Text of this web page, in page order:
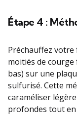
Étape 4 :
Préchauffez votre
moitiés de courge
bas) sur une
sulfurisé. Cette
caraméliser
profondes tout en